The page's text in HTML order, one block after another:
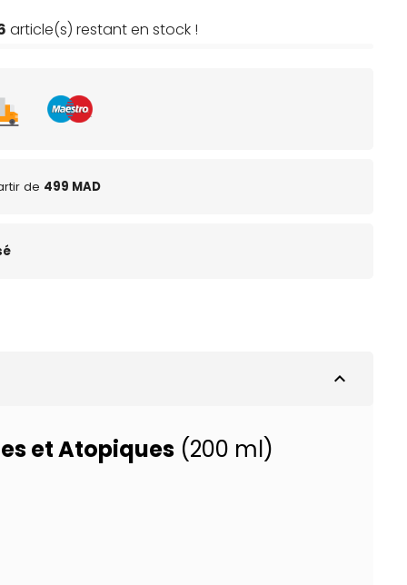
article(s) restant en stock !
de 499 MAD
expand_less
et Atopiques (200 ml)